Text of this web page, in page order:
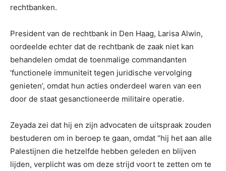
rechtbanken.
President van de rechtbank in Den Haag, Larisa Alwin,
oordeelde echter dat de rechtbank de zaak niet kan
behandelen omdat de toenmalige commandanten
‘functionele immuniteit tegen juridische vervolging
genieten’, omdat hun acties onderdeel waren van een
door de staat gesanctioneerde militaire operatie.
Zeyada zei dat hij en zijn advocaten de uitspraak zouden
bestuderen om in beroep te gaan, omdat “hij het aan alle
Palestijnen die hetzelfde hebben geleden en blijven
lijden, verplicht was om deze strijd voort te zetten om te